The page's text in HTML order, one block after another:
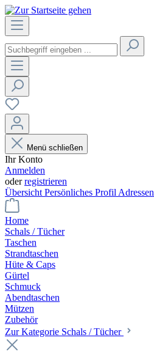
Menü schließen
Ihr Konto
Anmelden
oderregistrieren
Übersicht Persönliches Profil Adressen
Home
Schals / Tücher
Taschen
Strandtaschen
Hüte & Caps
Gürtel
Schmuck
Abendtaschen
Mützen
Zubehör
Zur Kategorie Schals / Tücher